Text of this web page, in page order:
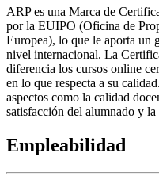
ARP es una Marca de
por la EUIPO (Oficina de
Europea), lo que le aporta un
nivel internacional. La
diferencia los cursos online
en lo que respecta a su
aspectos como la calidad
satisfacción del alumnado y
Empleabilidad